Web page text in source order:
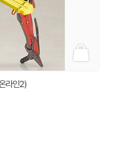
라인2)